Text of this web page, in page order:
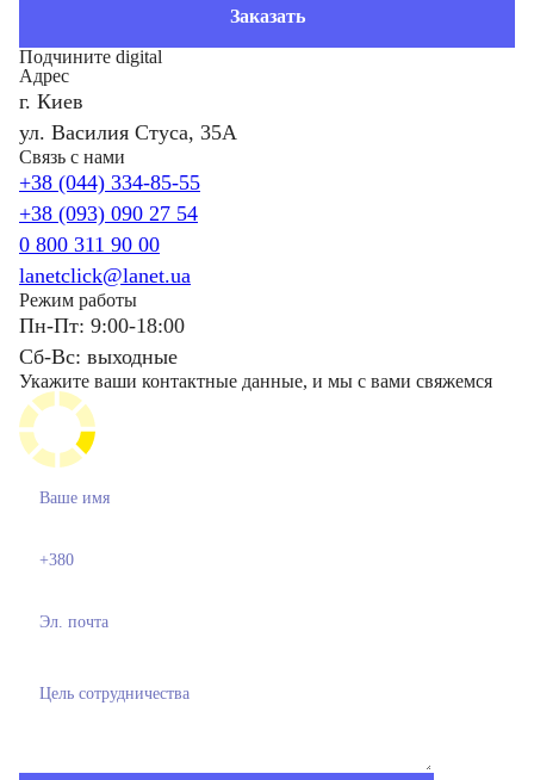
Заказать
Подчините digital
Адрес
г. Киев
ул. Василия Стуса, 35А
Связь с нами
+38 (044) 334-85-55
+38 (093) 090 27 54
0 800 311 90 00
lanetclick@lanet.ua
Режим работы
Пн-Пт: 9:00-18:00
Сб-Вс: выходные
Укажите ваши контактные данные, и мы с вами свяжемся